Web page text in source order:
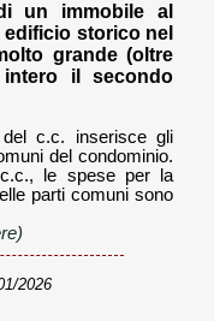
un immobile al
storico nel
grande (oltre
il secondo
del c.c. inserisce gli
del condominio.
c.c., le spese per la
parti comuni sono
2026